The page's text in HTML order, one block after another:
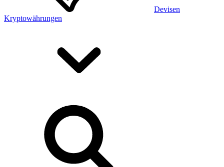
Devisen
Kryptowährungen